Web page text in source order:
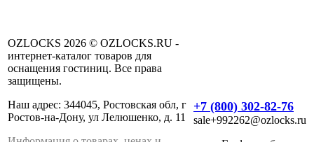
OZLOCKS 2026 © OZLOCKS.RU -
интернет-каталог товаров для
оснащения гостиниц. Все права
защищены.
Наш адрес: 344045, Ростовская обл, г
Ростов-на-Дону, ул Лелюшенко, д. 11
+7 (800) 302-82-76
sale+992262@ozlocks.ru